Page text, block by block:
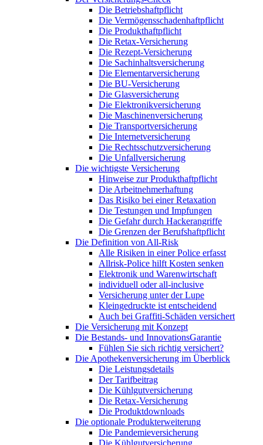
Die Betriebshaftpflicht
Die Vermögensschadenhaftpflicht
Die Produkthaftpflicht
Die Retax-Versicherung
Die Rezept-Versicherung
Die Sachinhaltsversicherung
Die Elementarversicherung
Die BU-Versicherung
Die Glasversicherung
Die Elektronikversicherung
Die Maschinenversicherung
Die Transportversicherung
Die Internetversicherung
Die Rechtsschutzversicherung
Die Unfallversicherung
Die wichtigste Versicherung
Hinweise zur Produkthaftpflicht
Die Arbeitnehmerhaftung
Das Risiko bei einer Retaxation
Die Testungen und Impfungen
Die Gefahr durch Hackerangriffe
Die Grenzen der Berufshaftpflicht
Die Definition von All-Risk
Alle Risiken in einer Police erfasst
Allrisk-Police hilft Kosten senken
Elektronik und Warenwirtschaft
individuell oder all-inclusive
Versicherung unter der Lupe
Kleingedruckte ist entscheidend
Auch bei Graffiti-Schäden versichert
Die Versicherung mit Konzept
Die Bestands- und InnovationsGarantie
Fühlen Sie sich richtig versichert?
Die Apothekenversicherung im Überblick
Die Leistungsdetails
Der Tarifbeitrag
Die Kühlgutversicherung
Die Retax-Versicherung
Die Produktdownloads
Die optionale Produkterweiterung
Die Pandemieversicherung
Die Kühlgutversicherung